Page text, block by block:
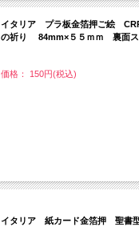
イタリア プラ板金箔押ご絵
の祈り 84mm×５５ｍｍ 裏面ス
価格： 150円(税込)
イタリア 紙カード金箔押 聖